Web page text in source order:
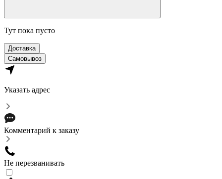
Тут пока пусто
Доставка
Самовывоз
Указать адрес
Комментарий к заказу
Не перезванивать